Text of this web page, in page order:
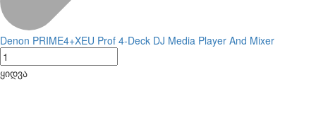
Denon PRIME4+XEU Prof 4-Deck DJ Media Player And Mixer
ყიდვა